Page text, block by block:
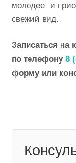
молодеет и
свежий вид.
Записаться на
по телефону 8
форму или